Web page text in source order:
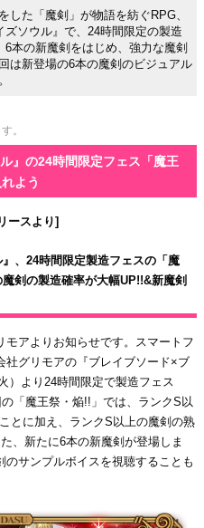
した「魔剣」が物語を紡ぐRPG、
ソウル』で、24時間限定の製造
本の新魔剣をはじめ、強力な魔剣
は新登場の6本の魔剣のビジュアル
。
』の24時間限定フェス「魔王
よう
ースより]
、24時間限定製造フェスの「魔
剣の製造確率が大幅UP!!&新魔剣
モアよりお知らせです。スマートフ
社グリモアの『ブレイブソード×ブ
）より24時間限定で製造フェス
「魔王祭・焔!!」では、ランクS以
とに加え、ランクS以上の魔剣の熟
、新たに6本の新魔剣が登場しま
サンプルボイスを視聴することも